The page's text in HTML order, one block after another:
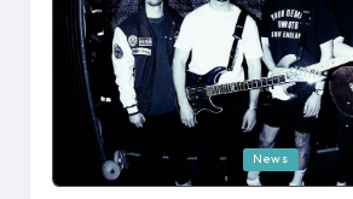
Posted
in
News